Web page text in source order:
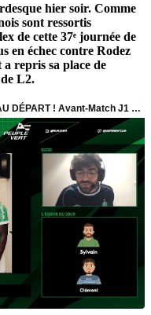
hier soir. Comme
sont ressortis
de cette 37ᵉ journée de
en échec contre Rodez
repris sa place de
L2.